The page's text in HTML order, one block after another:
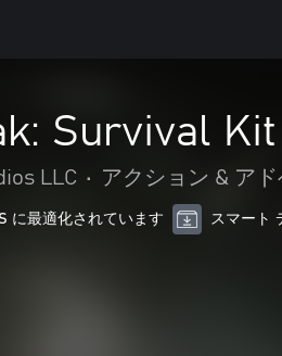
Survival
LLC • アクション & ア
に最適化されています スマート